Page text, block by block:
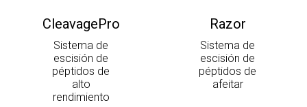
CleavagePro
Sistema de
escisión de
péptidos de
alto
rendimiento
Razor
Sistema de
escisión de
péptidos de
afeitar